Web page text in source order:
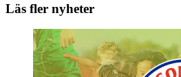
Läs fler nyheter